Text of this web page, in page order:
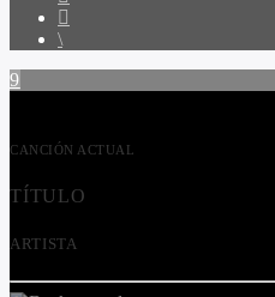
CANCIÓN ACTUAL
TÍTULO
ARTISTA